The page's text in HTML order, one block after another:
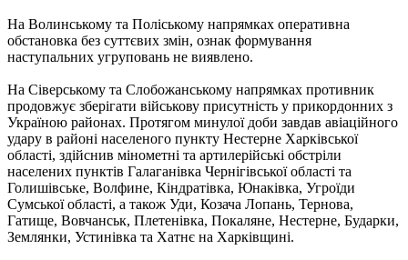
На Волинському та Поліському напрямках оперативна
обстановка без суттєвих змін, ознак формування
наступальних угруповань не виявлено.
На Сіверському та Слобожанському напрямках противник
продовжує зберігати військову присутність у прикордонних з
Україною районах. Протягом минулої доби завдав авіаційного
удару в районі населеного пункту Нестерне Харківської
області, здійснив мінометні та артилерійські обстріли
населених пунктів Галаганівка Чернігівської області та
Голишівське, Волфине, Кіндратівка, Юнаківка, Угроїди
Сумської області, а також Уди, Козача Лопань, Тернова,
Гатище, Вовчанськ, Плетенівка, Покаляне, Нестерне, Бударки,
Землянки, Устинівка та Хатнє на Харківщині.